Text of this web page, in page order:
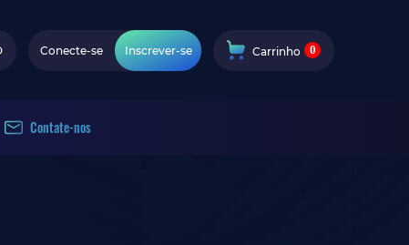
Conecte-se Inscrever-se Carrinho 0
Contate-nos